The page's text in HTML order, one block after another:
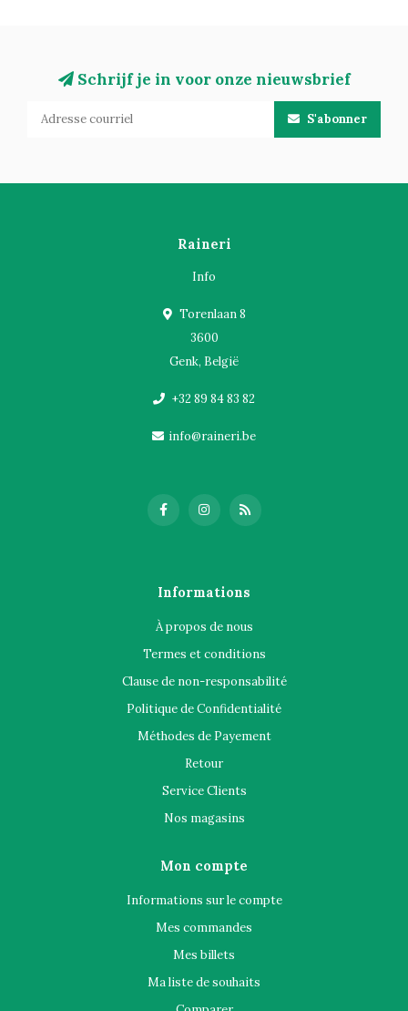
Schrijf je in voor onze nieuwsbrief
S'abonner
Raineri
Info
Torenlaan 8
3600
Genk, België
+32 89 84 83 82
info@raineri.be
Informations
À propos de nous
Termes et conditions
Clause de non-responsabilité
Politique de Confidentialité
Méthodes de Payement
Retour
Service Clients
Nos magasins
Mon compte
Informations sur le compte
Mes commandes
Mes billets
Ma liste de souhaits